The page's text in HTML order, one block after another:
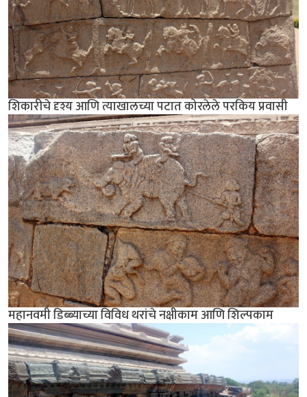
शिकारीचे दृश्य आणि त्याखालच्या पटात कोरलेले परकिय प्रवासी
महानवमी डिब्ब्याच्या विविध थरांचे नक्षीकाम आणि शिल्पकाम